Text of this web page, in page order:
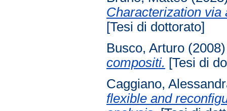
Characterization via
[Tesi di dottorato]
Busco, Arturo
compositi. [Tesi di
Caggiano,
flexible and